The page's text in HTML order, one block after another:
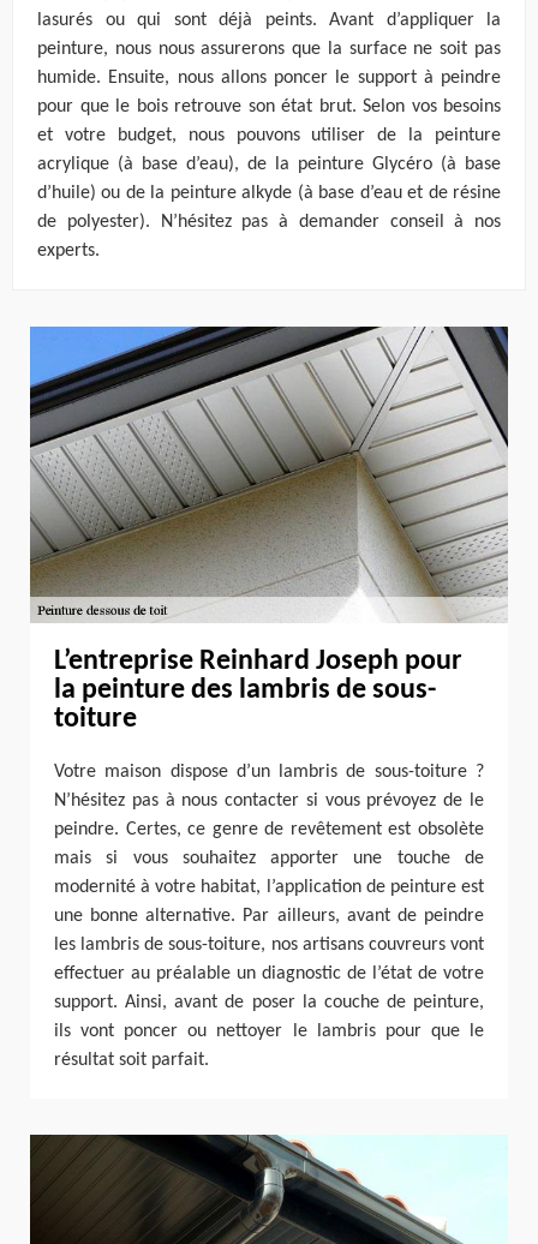
lasurés ou qui sont déjà peints. Avant d’appliquer la
peinture, nous nous assurerons que la surface ne soit pas
humide. Ensuite, nous allons poncer le support à peindre
pour que le bois retrouve son état brut. Selon vos besoins
et votre budget, nous pouvons utiliser de la peinture
acrylique (à base d’eau), de la peinture Glycéro (à base
d’huile) ou de la peinture alkyde (à base d’eau et de résine
de polyester). N’hésitez pas à demander conseil à nos
experts.
L’entreprise Reinhard Joseph pour
la peinture des lambris de sous-
toiture
Votre maison dispose d’un lambris de sous-toiture ?
N’hésitez pas à nous contacter si vous prévoyez de le
peindre. Certes, ce genre de revêtement est obsolète
mais si vous souhaitez apporter une touche de
modernité à votre habitat, l’application de peinture est
une bonne alternative. Par ailleurs, avant de peindre
les lambris de sous-toiture, nos artisans couvreurs vont
effectuer au préalable un diagnostic de l’état de votre
support. Ainsi, avant de poser la couche de peinture,
ils vont poncer ou nettoyer le lambris pour que le
résultat soit parfait.